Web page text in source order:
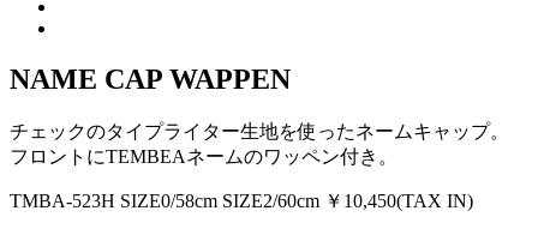
NAME CAP WAPPEN
チェックのタイプライター生地を使ったネームキャップ。
フロントにTEMBEAネームのワッペン付き。
TMBA-523H SIZE0/58cm SIZE2/60cm ￥10,450(TAX IN)